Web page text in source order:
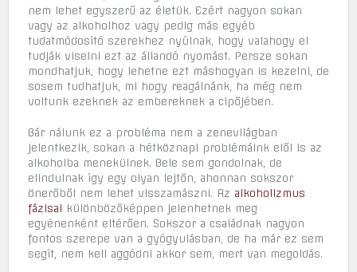
nem lehet egyszerű az életük. Ezért nagyon sokan
vagy az alkoholhoz vagy pedig más egyéb
tudatmódosító szerekhez nyúlnak, hogy valahogy el
tudják viselni ezt az állandó nyomást. Persze sokan
mondhatjuk, hogy lehetne ezt máshogyan is kezelni, de
sosem tudhatjuk, mi hogy reagálnánk, ha még nem
voltunk ezeknek az embereknek a cipőjében.
Bár nálunk ez a probléma nem a zenevilágban
jelentkezik, sokan a hétköznapi problémáink elől is az
alkoholba menekülnek. Bele sem gondolnak, de
elindulnak így egy olyan lejtőn, ahonnan sokszor
önerőből nem lehet visszamászni. Az alkoholizmus
fázisai különbözőképpen jelenhetnek meg
egyénenként eltérően. Sokszor a családnak nagyon
fontos szerepe van a gyógyulásban, de ha már ez sem
segít, nem kell aggódni akkor sem, mert van megoldás.